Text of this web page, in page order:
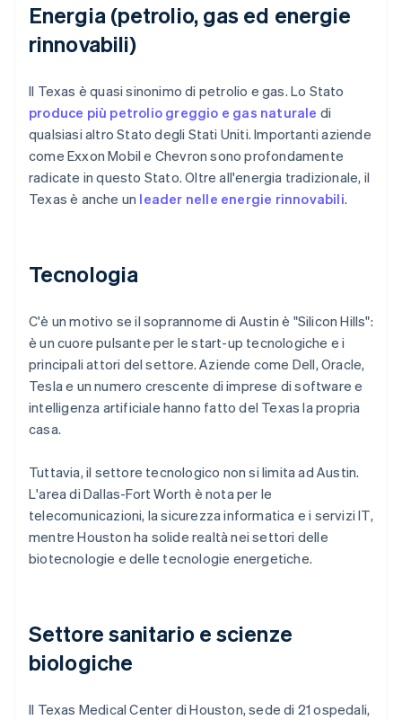
Energia (petrolio, gas ed energie
rinnovabili)
Il Texas è quasi sinonimo di petrolio e gas. Lo Stato
produce più petrolio greggio e gas naturale di
qualsiasi altro Stato degli Stati Uniti. Importanti aziende
come Exxon Mobil e Chevron sono profondamente
radicate in questo Stato. Oltre all'energia tradizionale, il
Texas è anche un leader nelle energie rinnovabili.
Tecnologia
C'è un motivo se il soprannome di Austin è "Silicon Hills":
è un cuore pulsante per le start-up tecnologiche e i
principali attori del settore. Aziende come Dell, Oracle,
Tesla e un numero crescente di imprese di software e
intelligenza artificiale hanno fatto del Texas la propria
casa.
Tuttavia, il settore tecnologico non si limita ad Austin.
L'area di Dallas-Fort Worth è nota per le
telecomunicazioni, la sicurezza informatica e i servizi IT,
mentre Houston ha solide realtà nei settori delle
biotecnologie e delle tecnologie energetiche.
Settore sanitario e scienze
biologiche
Il Texas Medical Center di Houston, sede di 21 ospedali,